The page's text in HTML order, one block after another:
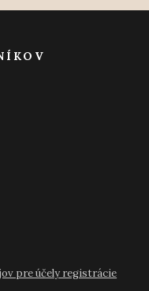
pre účely registrácie